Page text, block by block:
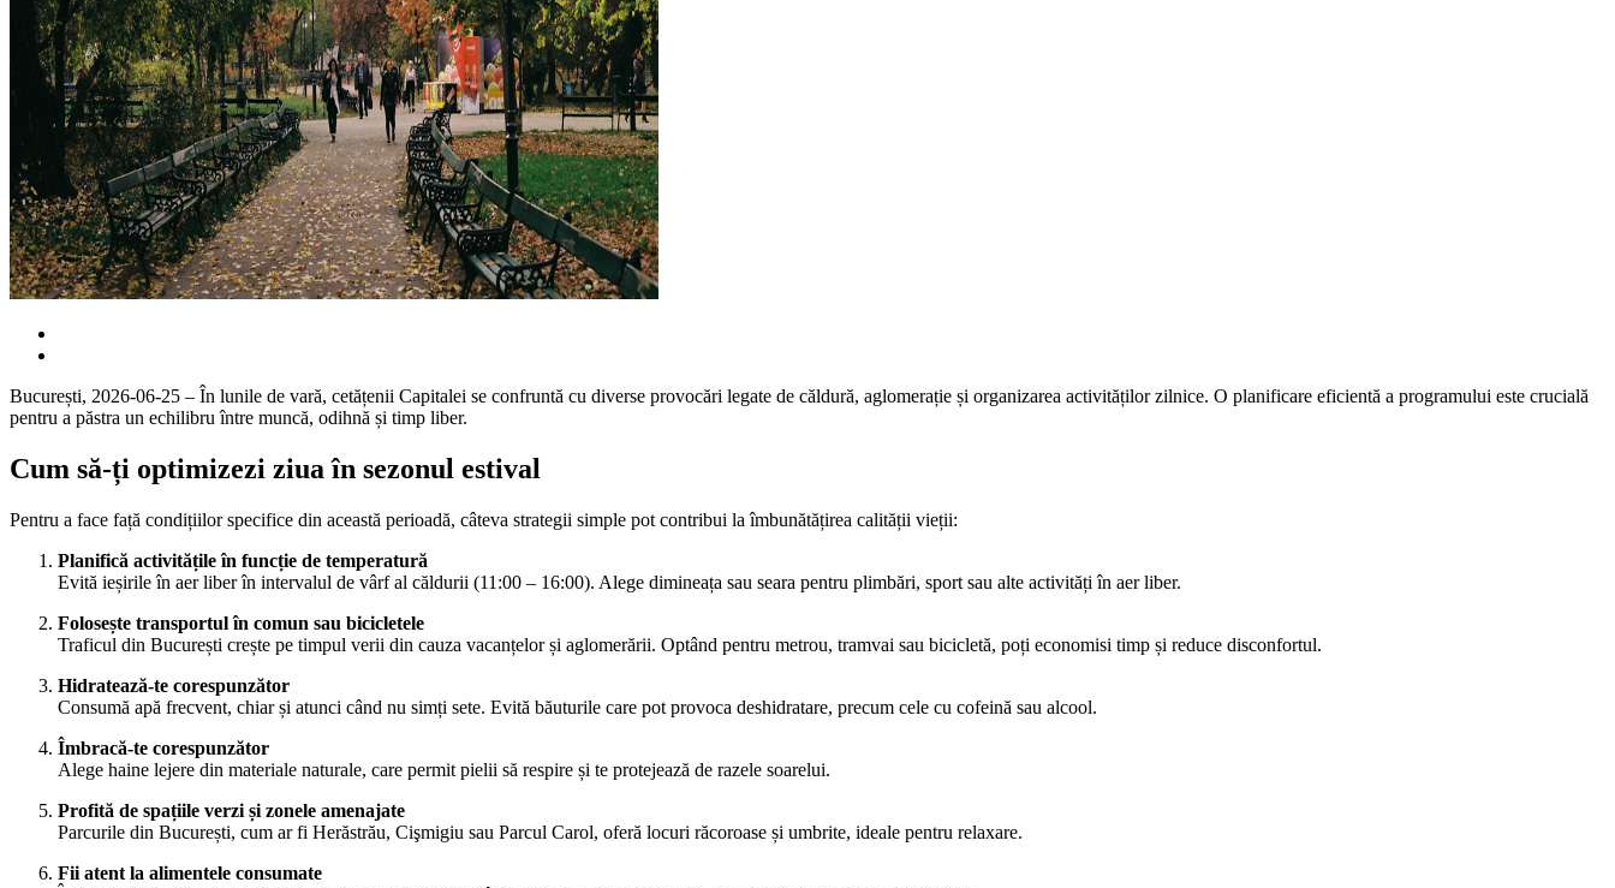
București, 2026-06-25 – În lunile de vară, cetățenii Capitalei se confruntă cu diverse provocări legate de căldură, aglomerație și organizarea activităților zilnice. O planificare eficientă a programului este crucială
pentru a păstra un echilibru între muncă, odihnă și timp liber.
Cum să-ți optimizezi ziua în sezonul estival
Pentru a face față condițiilor specifice din această perioadă, câteva strategii simple pot contribui la îmbunătățirea calității vieții:
Planifică activitățile în funcție de temperatură
Evită ieșirile în aer liber în intervalul de vârf al căldurii (11:00 – 16:00). Alege dimineața sau seara pentru plimbări, sport sau alte activități în aer liber.
Folosește transportul în comun sau bicicletele
Traficul din București crește pe timpul verii din cauza vacanțelor și aglomerării. Optând pentru metrou, tramvai sau bicicletă, poți economisi timp și reduce disconfortul.
Hidratează-te corespunzător
Consumă apă frecvent, chiar și atunci când nu simți sete. Evită băuturile care pot provoca deshidratare, precum cele cu cofeină sau alcool.
Îmbracă-te corespunzător
Alege haine lejere din materiale naturale, care permit pielii să respire și te protejează de razele soarelui.
Profită de spațiile verzi și zonele amenajate
Parcurile din București, cum ar fi Herăstrău, Cişmigiu sau Parcul Carol, oferă locuri răcoroase și umbrite, ideale pentru relaxare.
Fii atent la alimentele consumate